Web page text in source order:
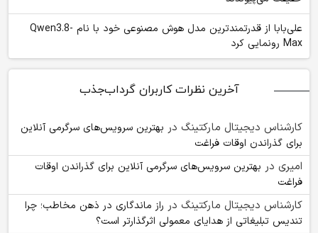
علی‌بابا از قدرتمندترین مدل هوش مصنوعی خود با نام Qwen3.8-
Max رونمایی کرد
آخرین نظرات کاربران گرداب‌جذب
کارشناس دیجیتال مارکتینگ در بهترین سرویس‌های سرگرمی آنلاین
برای گذراندن اوقات فراغت
امیری در بهترین سرویس‌های سرگرمی آنلاین برای گذراندن اوقات
فراغت
کارشناس دیجیتال مارکتینگ در راز ماندگاری در ذهن مخاطب؛ چرا
تندیس تبلیغاتی از هدایای معمولی اثرگذارتر است؟